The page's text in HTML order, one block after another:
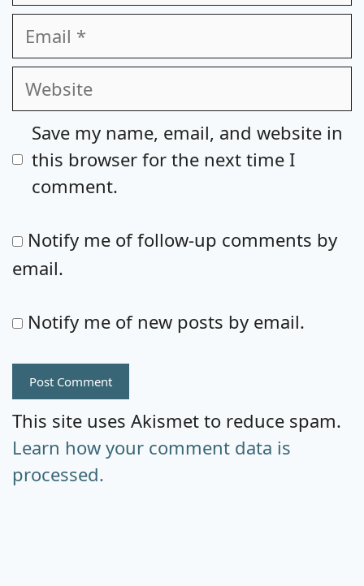
Email
Website
Save my name, email, and website in
this browser for the next time I
comment.
Notify me of follow-up comments by
email.
Notify me of new posts by email.
This site uses Akismet to reduce spam.
Learn how your comment data is
processed.